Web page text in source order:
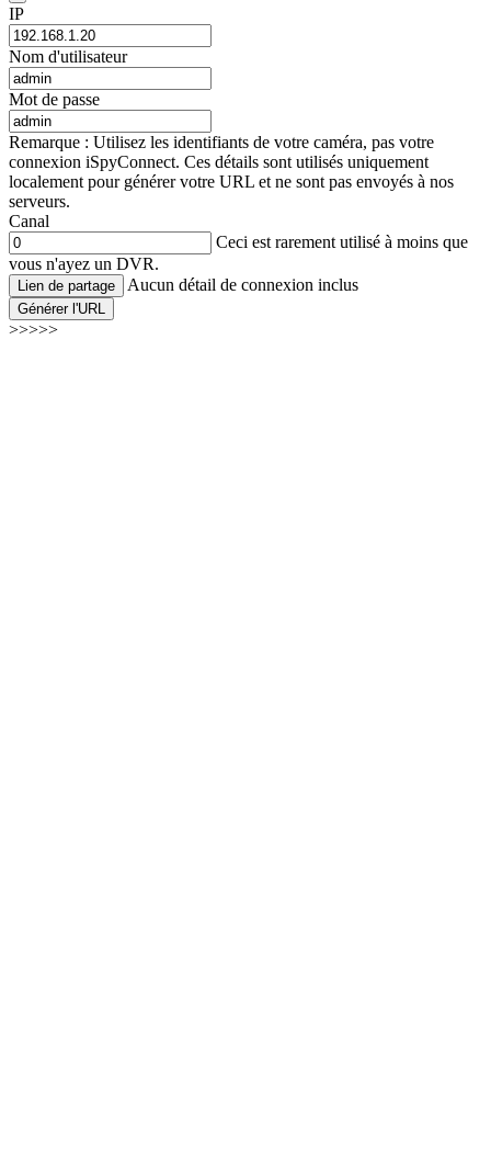
IP
Nom d'utilisateur
Mot de passe
Remarque : Utilisez les identifiants de votre caméra, pas votre
connexion iSpyConnect. Ces détails sont utilisés uniquement
localement pour générer votre URL et ne sont pas envoyés à nos
serveurs.
Canal
Ceci est rarement utilisé à moins que
vous n'ayez un DVR.
Lien de partage Aucun détail de connexion inclus
Générer l'URL
>>>>>